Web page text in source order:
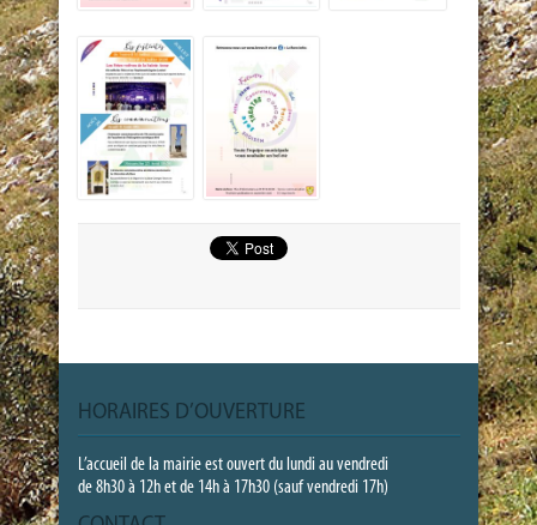
HORAIRES D’OUVERTURE
L’accueil de la mairie est ouvert du lundi au vendredi
de 8h30 à 12h et de 14h à 17h30 (sauf vendredi 17h)